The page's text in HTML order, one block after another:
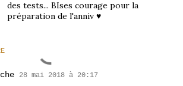
des tests... BIses courage pour la
préparation de l'anniv ♥
28 mai 2018 à 20:17